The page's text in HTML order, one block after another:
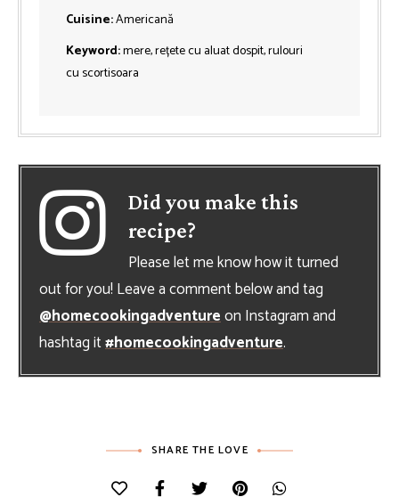
Cuisine:Americană
Keyword:mere, rețete cu aluat dospit, rulouri
cu scortisoara
Did you make this
recipe?
Please let me know how it turned
out for you! Leave a comment below and tag
@homecookingadventureon Instagram and
hashtag it#homecookingadventure.
SHARE THE LOVE